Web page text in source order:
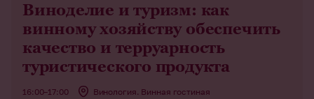
Виноделие и туризм: как
винному хозяйству обеспечить
качество и терруарность
туристического продукта
16:00–17:00 Винология. Винная гостиная